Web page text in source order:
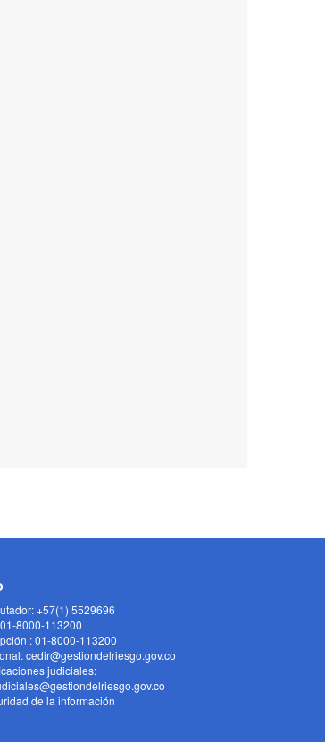
+57(1) 5529696
8000-113200
: 01-8000-113200
cedir@gestiondelriesgo.gov.co
judiciales:
de la información